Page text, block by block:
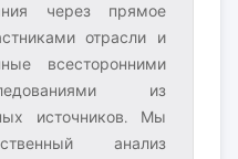
через прямое
отрасли и
всесторонними
из
источников. Мы
анализ